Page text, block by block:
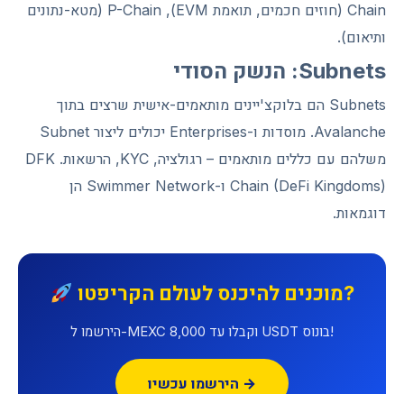
Chain (חוזים חכמים, תואמת EVM), P-Chain (מטא-נתונים
ותיאום).
Subnets: הנשק הסודי
Subnets הם בלוקצ'יינים מותאמים-אישית שרצים בתוך
Avalanche. מוסדות ו-Enterprises יכולים ליצור Subnet
משלהם עם כללים מותאמים – רגולציה, KYC, הרשאות. DFK
Chain (DeFi Kingdoms) ו-Swimmer Network הן
דוגמאות.
מוכנים להיכנס לעולם הקריפטו?
הירשמו ל-MEXC וקבלו עד 8,000 USDT בונוס!
הירשמו עכשיו →